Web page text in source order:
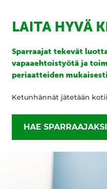
LAITA HYVÄ
Sparraajat tekevät
vapaaehtoistyötä ja
periaatteiden
Ketunhännät jätetään
HAE SPARRAAJAKSI